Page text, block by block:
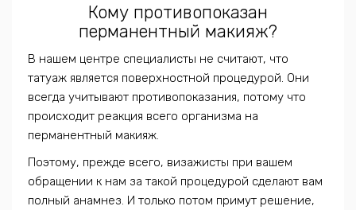
Кому противопоказан
перманентный макияж?
В нашем центре специалисты не считают, что
татуаж является поверхностной процедурой. Они
всегда учитывают противопоказания, потому что
происходит реакция всего организма на
перманентный макияж.
Поэтому, прежде всего, визажисты при вашем
обращении к нам за такой процедурой сделают вам
полный анамнез. И только потом примут решение,